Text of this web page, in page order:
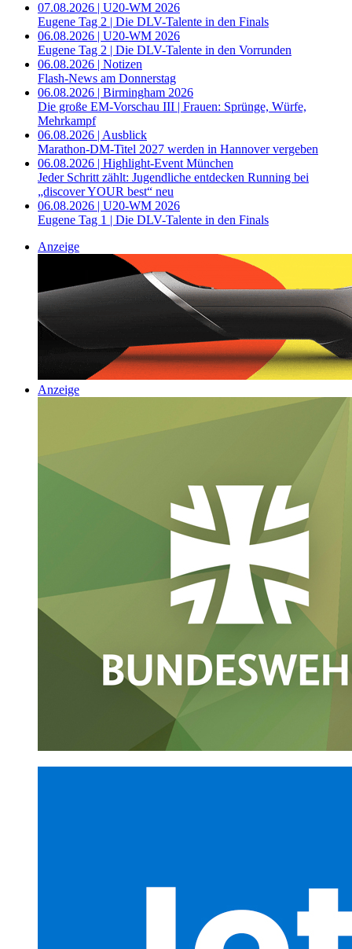
07.08.2026 | U20-WM 2026
Eugene Tag 2 | Die DLV-Talente in den Finals
06.08.2026 | U20-WM 2026
Eugene Tag 2 | Die DLV-Talente in den Vorrunden
06.08.2026 | Notizen
Flash-News am Donnerstag
06.08.2026 | Birmingham 2026
Die große EM-Vorschau III | Frauen: Sprünge, Würfe,
Mehrkampf
06.08.2026 | Ausblick
Marathon-DM-Titel 2027 werden in Hannover vergeben
06.08.2026 | Highlight-Event München
Jeder Schritt zählt: Jugendliche entdecken Running bei
„discover YOUR best“ neu
06.08.2026 | U20-WM 2026
Eugene Tag 1 | Die DLV-Talente in den Finals
Anzeige
Anzeige